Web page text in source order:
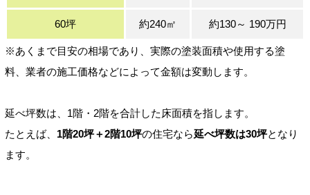
60坪 約240㎡ 約130～ 190万円
※あくまで目安の相場であり、実際の塗装面積や使用する塗
料、業者の施工価格などによって金額は変動します。
延べ坪数は、1階・2階を合計した床面積を指します。
たとえば、 1階20坪＋2階10坪の住宅なら延べ坪数は30坪となり
ます。